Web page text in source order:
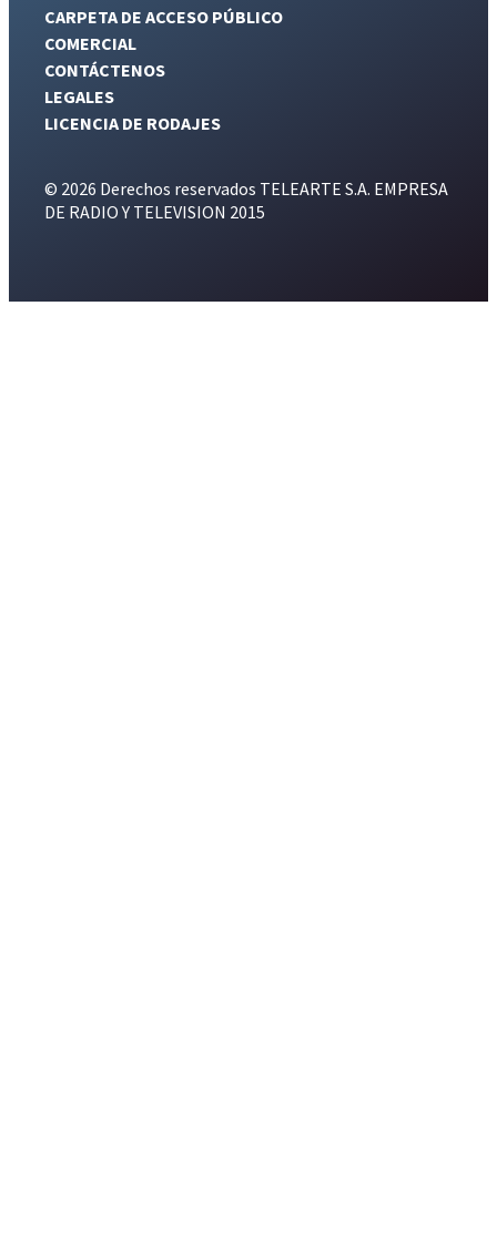
CARPETA DE ACCESO PÚBLICO
COMERCIAL
CONTÁCTENOS
LEGALES
LICENCIA DE RODAJES
© 2026 Derechos reservados TELEARTE S.A. EMPRESA
DE RADIO Y TELEVISION 2015